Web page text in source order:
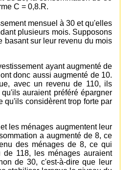
C = 0,8.R.
mensuel à 30 et qu'elles
plusieurs mois. Supposons
basant sur leur revenu du mois
ayant augmenté de
donc aussi augmenté de 10.
avec un revenu de 110, ils
auraient préféré épargner
qu'ils considèrent trop forte par
les ménages augmentent leur
a augmenté de 8, ce
des ménages de 8, ce qui
118, les ménages auraient
de 30, c'est-à-dire que leur